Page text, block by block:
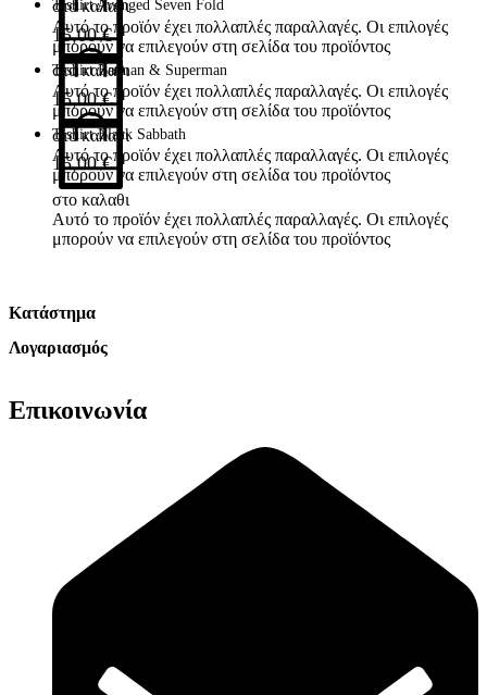
στο καλαθι
Αυτό το προϊόν έχει πολλαπλές παραλλαγές. Οι επιλογές
μπορούν να επιλεγούν στη σελίδα του προϊόντος
στο καλαθι
Αυτό το προϊόν έχει πολλαπλές παραλλαγές. Οι επιλογές
μπορούν να επιλεγούν στη σελίδα του προϊόντος
T-shirt Avenged Seven Fold
15,00€
στο καλαθι
Αυτό το προϊόν έχει πολλαπλές παραλλαγές. Οι επιλογές
μπορούν να επιλεγούν στη σελίδα του προϊόντος
T-shirt Batman & Superman
15,00€
στο καλαθι
Αυτό το προϊόν έχει πολλαπλές παραλλαγές. Οι επιλογές
μπορούν να επιλεγούν στη σελίδα του προϊόντος
T-shirt Black Sabbath
15,00€
Κατάστημα
Όροι Χρήσης
Συναλλαγές
Λογαριασμός
Παραγγελίες
Επικοινωνία